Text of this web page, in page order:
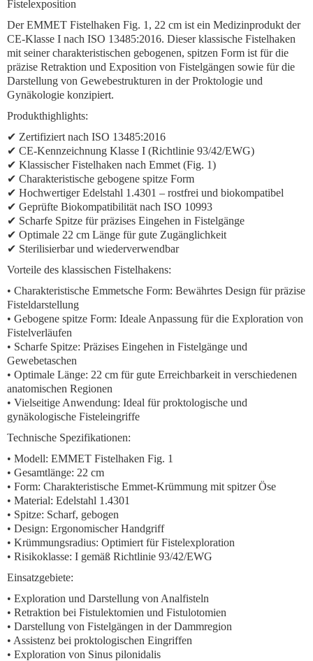
Fistelexposition
Der EMMET Fistelhaken Fig. 1, 22 cm ist ein Medizinprodukt der
CE-Klasse I nach ISO 13485:2016. Dieser klassische Fistelhaken
mit seiner charakteristischen gebogenen, spitzen Form ist für die
präzise Retraktion und Exposition von Fistelgängen sowie für die
Darstellung von Gewebestrukturen in der Proktologie und
Gynäkologie konzipiert.
Produkthighlights:
✔ Zertifiziert nach ISO 13485:2016
✔ CE-Kennzeichnung Klasse I (Richtlinie 93/42/EWG)
✔ Klassischer Fistelhaken nach Emmet (Fig. 1)
✔ Charakteristische gebogene spitze Form
✔ Hochwertiger Edelstahl 1.4301 – rostfrei und biokompatibel
✔ Geprüfte Biokompatibilität nach ISO 10993
✔ Scharfe Spitze für präzises Eingehen in Fistelgänge
✔ Optimale 22 cm Länge für gute Zugänglichkeit
✔ Sterilisierbar und wiederverwendbar
Vorteile des klassischen Fistelhakens:
• Charakteristische Emmetsche Form: Bewährtes Design für präzise
Fisteldarstellung
• Gebogene spitze Form: Ideale Anpassung für die Exploration von
Fistelverläufen
• Scharfe Spitze: Präzises Eingehen in Fistelgänge und
Gewebetaschen
• Optimale Länge: 22 cm für gute Erreichbarkeit in verschiedenen
anatomischen Regionen
• Vielseitige Anwendung: Ideal für proktologische und
gynäkologische Fisteleingriffe
Technische Spezifikationen:
• Modell: EMMET Fistelhaken Fig. 1
• Gesamtlänge: 22 cm
• Form: Charakteristische Emmet-Krümmung mit spitzer Öse
• Material: Edelstahl 1.4301
• Spitze: Scharf, gebogen
• Design: Ergonomischer Handgriff
• Krümmungsradius: Optimiert für Fistelexploration
• Risikoklasse: I gemäß Richtlinie 93/42/EWG
Einsatzgebiete:
• Exploration und Darstellung von Analfisteln
• Retraktion bei Fistulektomien und Fistulotomien
• Darstellung von Fistelgängen in der Dammregion
• Assistenz bei proktologischen Eingriffen
• Exploration von Sinus pilonidalis